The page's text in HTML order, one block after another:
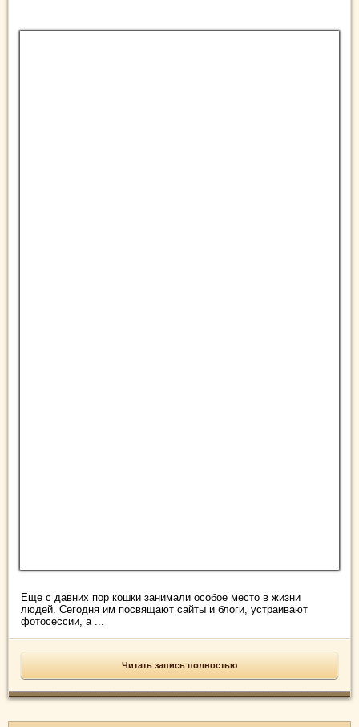
Еще с давних пор кошки занимали особое место в жизни
людей. Сегодня им посвящают сайты и блоги, устраивают
фотосессии, а ...
Читать запись полностью